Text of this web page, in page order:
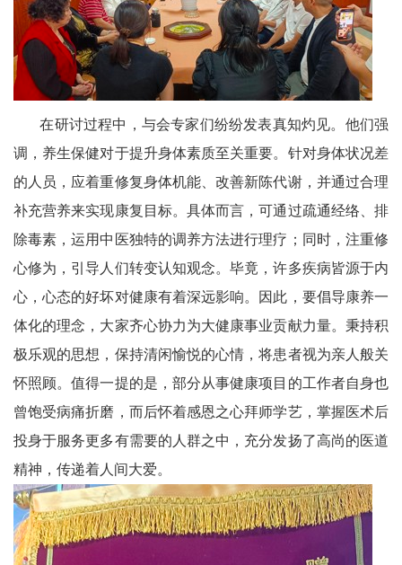
报
今
宜
宾
播
报
银
南
学
医
在研讨过程中，与会专家们纷纷发表真知灼见。他们强
调，养生保健对于提升身体素质至关重要。针对身体状况差
的人员，应着重修复身体机能、改善新陈代谢，并通过合理
补充营养来实现康复目标。具体而言，可通过疏通经络、排
除毒素，运用中医独特的调养方法进行理疗；同时，注重修
心修为，引导人们转变认知观念。毕竟，许多疾病皆源于内
心，心态的好坏对健康有着深远影响。因此，要倡导康养一
体化的理念，大家齐心协力为大健康事业贡献力量。秉持积
极乐观的思想，保持清闲愉悦的心情，将患者视为亲人般关
怀照顾。值得一提的是，部分从事健康项目的工作者自身也
曾饱受病痛折磨，而后怀着感恩之心拜师学艺，掌握医术后
投身于服务更多有需要的人群之中，充分发扬了高尚的医道
精神，传递着人间大爱。